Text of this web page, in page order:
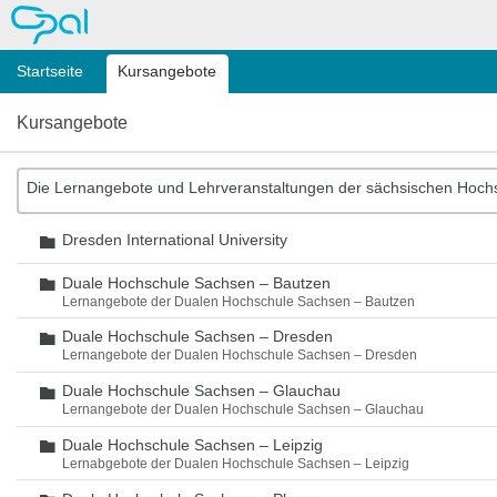
OPAL
Startseite Kursangebote
Kursangebote
Die Lernangebote und Lehrveranstaltungen der sächsischen
Ordner
Dresden International University
Ordner
Duale Hochschule Sachsen – Bautzen
Lernangebote der Dualen Hochschule Sachsen – Bautzen
Ordner
Duale Hochschule Sachsen – Dresden
Lernangebote der Dualen Hochschule Sachsen – Dresden
Ordner
Duale Hochschule Sachsen – Glauchau
Lernangebote der Dualen Hochschule Sachsen – Glauchau
Ordner
Duale Hochschule Sachsen – Leipzig
Lernabgebote der Dualen Hochschule Sachsen – Leipzig